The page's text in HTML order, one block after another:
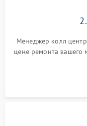
Менеджер колл
цене ремонта вашего